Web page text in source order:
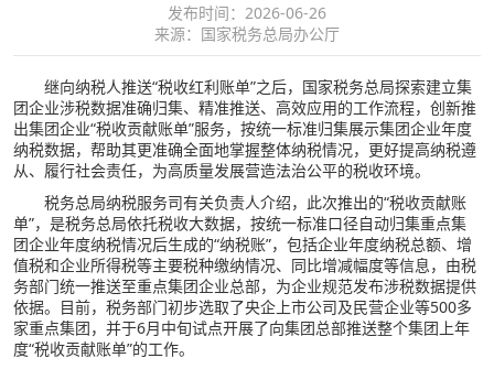
发布时间：2026-06-26
来源：国家税务总局办公厅
继向纳税人推送“税收红利账单”之后，国家税务总局探索建立集
团企业涉税数据准确归集、精准推送、高效应用的工作流程，创新推
出集团企业“税收贡献账单”服务，按统一标准归集展示集团企业年度
纳税数据，帮助其更准确全面地掌握整体纳税情况，更好提高纳税遵
从、履行社会责任，为高质量发展营造法治公平的税收环境。
税务总局纳税服务司有关负责人介绍，此次推出的“税收贡献账
单”，是税务总局依托税收大数据，按统一标准口径自动归集重点集
团企业年度纳税情况后生成的“纳税账”，包括企业年度纳税总额、增
值税和企业所得税等主要税种缴纳情况、同比增减幅度等信息，由税
务部门统一推送至重点集团企业总部，为企业规范发布涉税数据提供
依据。目前，税务部门初步选取了央企上市公司及民营企业等500多
家重点集团，并于6月中旬试点开展了向集团总部推送整个集团上年
度“税收贡献账单”的工作。